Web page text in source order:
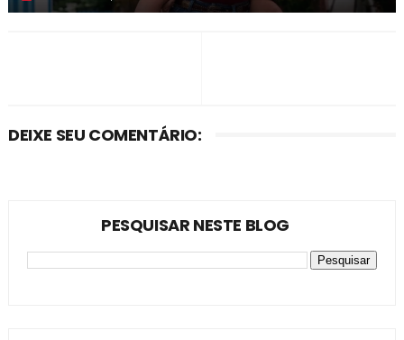
DEIXE SEU COMENTÁRIO:
PESQUISAR NESTE BLOG